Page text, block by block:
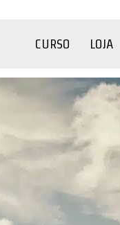
CURSO LOJA